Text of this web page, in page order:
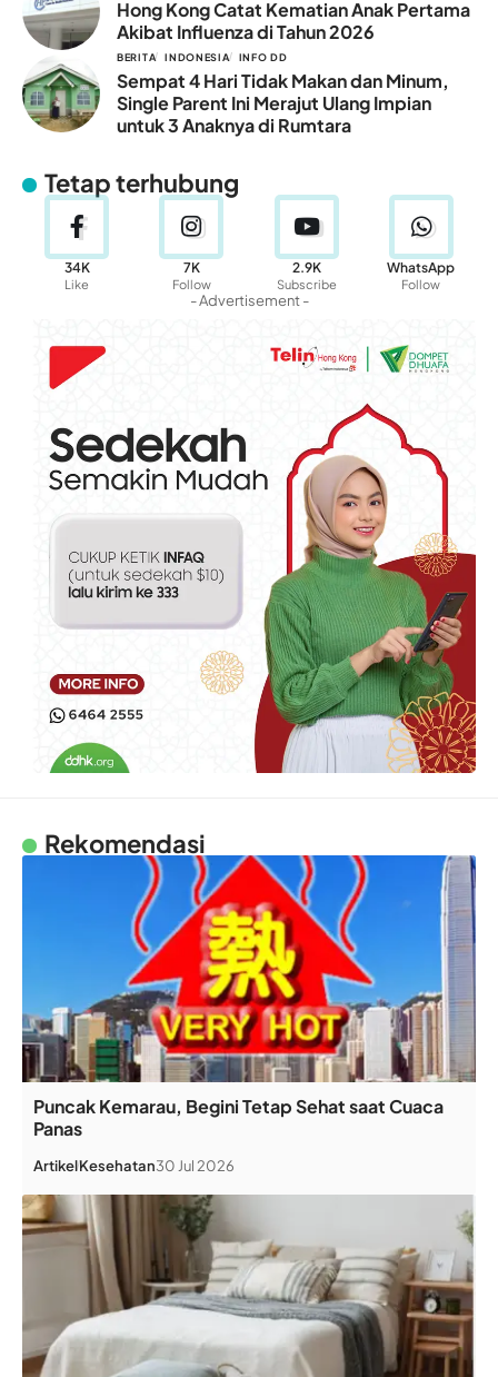
Hong Kong Catat Kematian Anak Pertama
Akibat Influenza di Tahun 2026
BERITA INDONESIA INFO DD
Sempat 4 Hari Tidak Makan dan Minum,
Single Parent Ini Merajut Ulang Impian
untuk 3 Anaknya di Rumtara
Tetap terhubung
34K
Like
7K
Follow
2.9K
Subscribe
WhatsApp
Follow
- Advertisement -
Rekomendasi
Puncak Kemarau, Begini Tetap Sehat saat Cuaca
Panas
ArtikelKesehatan30 Jul 2026